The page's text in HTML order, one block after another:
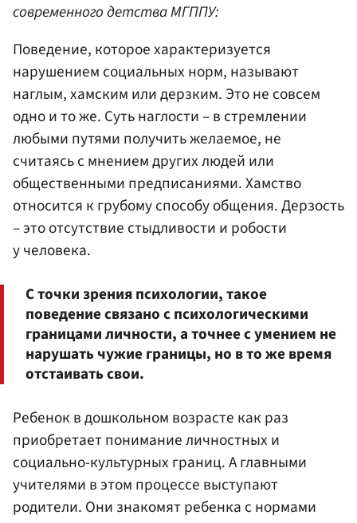
современного детства МГППУ:
Поведение, которое характеризуется
нарушением социальных норм, называют
наглым, хамским или дерзким. Это не совсем
одно и то же. Суть наглости – в стремлении
любыми путями получить желаемое, не
считаясь с мнением других людей или
общественными предписаниями. Хамство
относится к грубому способу общения. Дерзость
– это отсутствие стыдливости и робости
у человека.
С точки зрения психологии, такое
поведение связано с психологическими
границами личности, а точнее с умением не
нарушать чужие границы, но в то же время
отстаивать свои.
Ребенок в дошкольном возрасте как раз
приобретает понимание личностных и
социально-культурных границ. А главными
учителями в этом процессе выступают
родители. Они знакомят ребенка с нормами